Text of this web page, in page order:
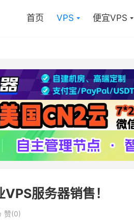
首页 VPS 便宜VPS
服务器销售！
赞(0)